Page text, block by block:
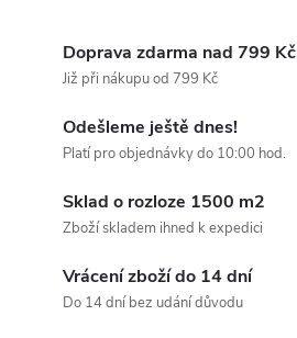
Doprava zdarma nad 799 Kč
Již při nákupu od 799 Kč
Odešleme ještě dnes!
Platí pro objednávky do 10:00 hod.
Sklad o rozloze 1500 m2
Zboží skladem ihned k expedici
Vrácení zboží do 14 dní
Do 14 dní bez udání důvodu